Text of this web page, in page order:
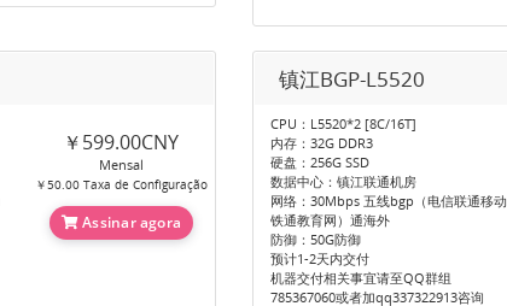
￥599.00CNY
Mensal
￥50.00 Taxa de Configuração
Assinar agora
镇江BGP-L5520
CPU：L5520*2 [8C/16T]
内存：32G DDR3
硬盘：256G SSD
数据中心：镇江联通机房
网络：30Mbps 五线bgp（电信联通移动
铁通教育网）通海外
防御：50G防御
预计1-2天内交付
机器交付相关事宜请至QQ群组
785367060或者加qq337322913咨询